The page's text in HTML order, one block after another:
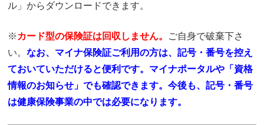
ル」からダウンロードできます。
※ カード型の保険証は回収しません。 ご自身で破棄下さ
い。なお、マイナ保険証ご利用の方は、記号・番号を控え
ておいていただけると便利です。マイナポータルや「資格
情報のお知らせ」でも確認できます。今後も、記号・番号
は健康保険事業の中では必要になります。